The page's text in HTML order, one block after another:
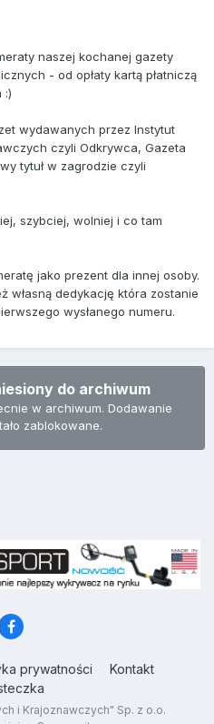
naszej kochanej gazety
- od opłaty kartą płatniczą
:)
wydawanych przez Instytut
czyli Odkrywca, Gazeta
tytuł w zagrodzie czyli
szybciej, wolniej i co tam
jako prezent dla innej osoby.
własną dedykację która zostanie
wysłanego numeru.
do archiwum
w archiwum. Dodawanie
zablokowane.
prywatności
Kontakt
i Krajoznawczych" Sp. z o.o.